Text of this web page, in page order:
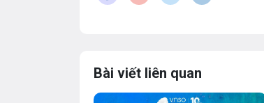
Bài viết liên quan